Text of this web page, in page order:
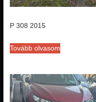
P 308 2015
Tovább olvasom